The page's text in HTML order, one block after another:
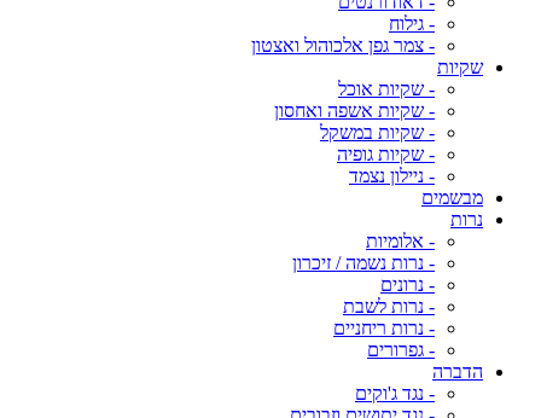
- גילוח
- צמר גפן אלכוהול ואצטון
שקיות
- שקיות אוכל
- שקיות אשפה ואחסון
- שקיות במשקל
- שקיות גופיה
- ניילון נצמד
מבשמים
נרות
- אלומיות
- נרות נשמה / זיכרון
- נרונים
- נרות לשבת
- נרות ריחניים
- גפרורים
הדברה
- נגד ג'וקים